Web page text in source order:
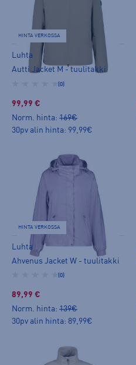
HINTA VERKOSSA
Luhta
Autti Jacket M - tuulitakki
(0)
99,99 €
Norm. hinta: 169€
30pv alin hinta: 99,99€
HINTA VERKOSSA
Luhta
Ahvenus Jacket W - tuulitakki
(0)
89,99 €
Norm. hinta: 139€
30pv alin hinta: 89,99€